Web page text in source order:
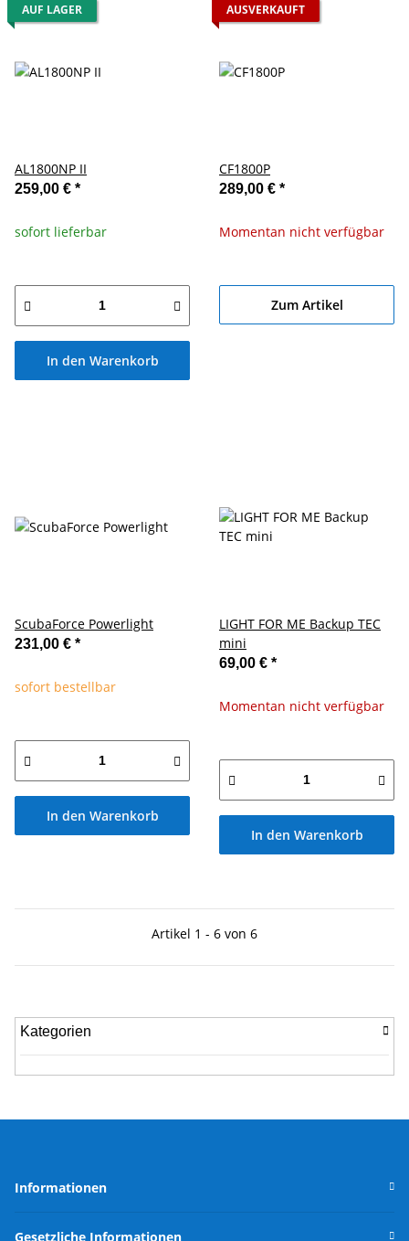
AUF LAGER
AL1800NP II
259,00 € *
sofort lieferbar
In den Warenkorb
AUSVERKAUFT
CF1800P
289,00 € *
Momentan nicht verfügbar
Zum Artikel
ScubaForce Powerlight
231,00 € *
sofort bestellbar
In den Warenkorb
LIGHT FOR ME Backup TEC
mini
69,00 € *
Momentan nicht verfügbar
In den Warenkorb
Artikel 1 - 6 von 6
Kategorien
Informationen
Gesetzliche Informationen